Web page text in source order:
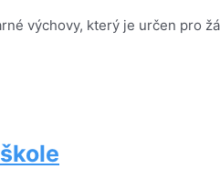
výchovy, který je určen pro